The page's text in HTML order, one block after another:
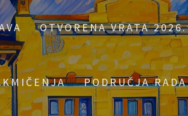
OTVORENA VRATA 2026.
PODRUČJA RADA